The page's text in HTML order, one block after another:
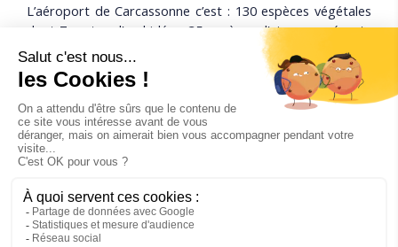
L’aéroport de Carcassonne c’est : 130 espèces végétales
dont 7 sortes d’orchidées, 35 espèces d’oiseaux présents
ou de passage et 14 espèces de chauves-souris.